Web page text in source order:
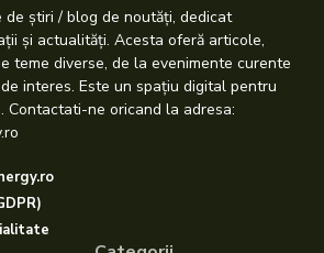
de știri / blog de noutăți, dedicat
și actualități. Acesta oferă articole,
teme diverse, de la evenimente curente
interes. Este un spațiu digital pentru
Contactati-ne oricand la adresa: